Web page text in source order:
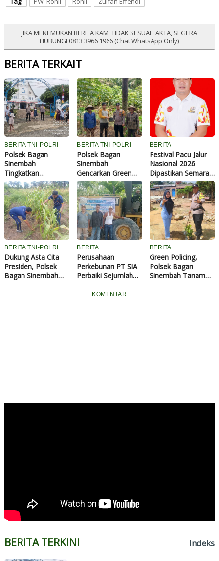
JIKA MENEMUKAN BERITA KAMI TIDAK SESUAI FAKTA, SEGERA
HUBUNGI 0813 3966 1966 (Chat WhatsApp Only)
BERITA TERKAIT
BERITA TNI-POLRI
Polsek Bagan
Sinembah
Tingkatkan
Pengamanan
Ibadah Gereja,
Cegah Terorisme
dan Curanmor
BERITA TNI-POLRI
Polsek Bagan
Sinembah
Gencarkan Green
Policing, Ajak Warga
Bersama Jaga
Kelestarian
Lingkungan
BERITA
Festival Pacu Jalur
Nasional 2026
Dipastikan Semarak,
77 Jalur Sudah
Terdaftar
BERITA TNI-POLRI
Dukung Asta Cita
Presiden, Polsek
Bagan Sinembah
BERITA
Perusahaan
Perkebunan PT SIA
Perbaiki Sejumlah
Melalui Dana CSR
BERITA
Green Policing,
Polsek Bagan
Sinembah Tanam
KOMENTAR
BERITA TERKINI Indeks